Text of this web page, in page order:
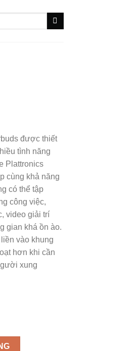
được thiết
tình năng
Plattronics
cùng khả năng
có thể tập
công việc,
video giải trí
gian khá ồn ào.
vào khung
hơn khi cần
xung